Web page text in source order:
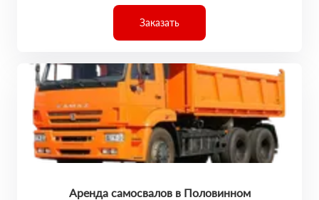
Заказать
Аренда самосвалов в Половинном